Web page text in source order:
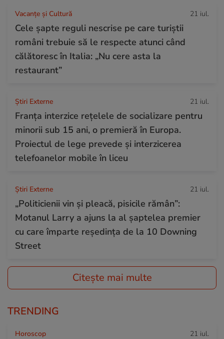
Vacanțe și Cultură 21 iul.
Cele șapte reguli nescrise pe care turiștii
români trebuie să le respecte atunci când
călătoresc în Italia: „Nu cere asta la
restaurant”
Știri Externe 21 iul.
Franța interzice rețelele de socializare pentru
minorii sub 15 ani, o premieră în Europa.
Proiectul de lege prevede şi interzicerea
telefoanelor mobile în liceu
Știri Externe 21 iul.
„Politicienii vin și pleacă, pisicile rămân”:
Motanul Larry a ajuns la al șaptelea premier
cu care împarte reședința de la 10 Downing
Street
Citește mai multe
TRENDING
Horoscop 21 iul.